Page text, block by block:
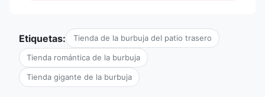
Etiquetas: Tienda de la burbuja del patio trasero
Tienda romántica de la burbuja
Tienda gigante de la burbuja